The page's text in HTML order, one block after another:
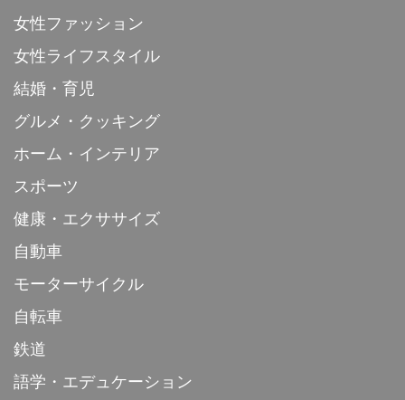
女性ファッション
女性ライフスタイル
結婚・育児
グルメ・クッキング
ホーム・インテリア
スポーツ
健康・エクササイズ
自動車
モーターサイクル
自転車
鉄道
語学・エデュケーション